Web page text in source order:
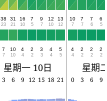
38
23
31
21
16
10
7
5
9
7
12
10
13
12
10
7
7
7
7
6
6
5
7
7
10
10
4
4
2
2
3
3
4
4
5
5
4
4
2
2
2
2
2
2
星期一 10日 星期
3 6 9 12 15 18 21 0 3 6
9